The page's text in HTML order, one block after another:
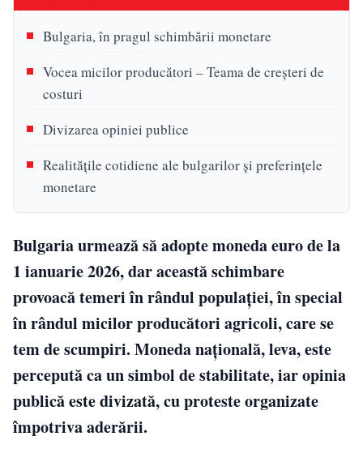
Bulgaria, în pragul schimbării monetare
Vocea micilor producători – Teama de creșteri de
costuri
Divizarea opiniei publice
Realitățile cotidiene ale bulgarilor și preferințele
monetare
Bulgaria urmează să adopte moneda euro de la
1 ianuarie 2026, dar această schimbare
provoacă temeri în rândul populației, în special
în rândul micilor producători agricoli, care se
tem de scumpiri. Moneda națională, leva, este
percepută ca un simbol de stabilitate, iar opinia
publică este divizată, cu proteste organizate
împotriva aderării.